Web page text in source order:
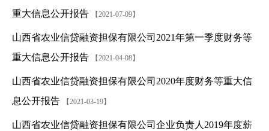
重大信息公开报告
【2021-07-09】
山西省农业信贷融资担保有限公司2021年第一季度财务等
重大信息公开报告
【2021-04-08】
山西省农业信贷融资担保有限公司2020年度财务等重大信
息公开报告
【2021-03-19】
山西省农业信贷融资担保有限公司企业负责人2019年度薪